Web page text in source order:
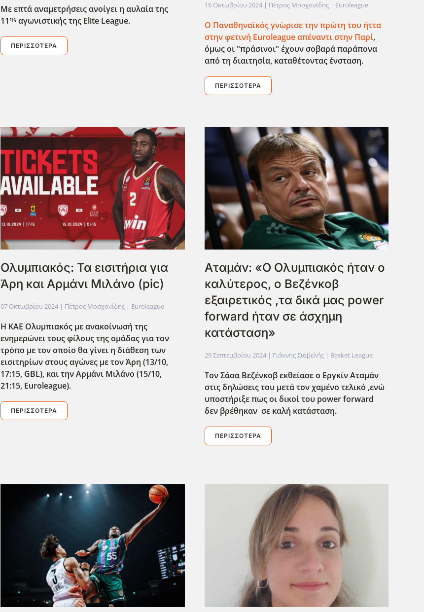
Με επτά αναμετρήσεις ανοίγει η αυλαία της
11ης αγωνιστικής της Elite League.
ΠΕΡΙΣΣΌΤΕΡΑ
16 Οκτωβρίου 2024| Πέτρος Μοσχονίδης | Euroleague
Ο Παναθηναϊκός γν΄ωρισε την πρώτη του ήττα
στην φετινή Euroleague απέναντι στην Παρί,
όμως οι "πράσινοι" έχουν σοβαρά παράπονα
απ΄ο τη διαιτησία, καταθέτοντας ένσταση.
ΠΕΡΙΣΣΌΤΕΡΑ
Ολυμπιακός: Τα εισιτήρια για
Άρη και Αρμάνι Μιλάνο (pic)
07 Οκτωβρίου 2024 | Πέτρος Μοσχονίδης | Euroleague
Η ΚΑΕ Ολυμπιακός με ανακοίνωσή της
ενημερώνει τους φίλους της ομάδας για τον
τρόπο με τον οποίο θα γίνει η διάθεση των
εισιτηρίων στους αγώνες με τον Άρη (13/10,
17:15, GBL), και την Αρμάνι Μιλάνο (15/10,
21:15, Euroleague).
ΠΕΡΙΣΣΌΤΕΡΑ
Aταμάν: «Ο Ολυμπιακός ήταν ο
καλύτερος, ο Βεζένκοβ
εξαιρετικός ,τα δικά μας power
forward ήταν σε άσχημη
κατάσταση»
29 Σεπτεμβρίου 2024| Γιάννης Σιαβελής | Basket League
Τον Σάσα Βεζένκοβ εκθείασε ο Εργκίν Αταμάν
στις δηλώσεις του μετά τον χαμένο τελικό ,ενώ
υποστήριξε πως οι δικοί του power forward
δεν βρέθηκαν σε καλή κατάσταση.
ΠΕΡΙΣΣΌΤΕΡΑ